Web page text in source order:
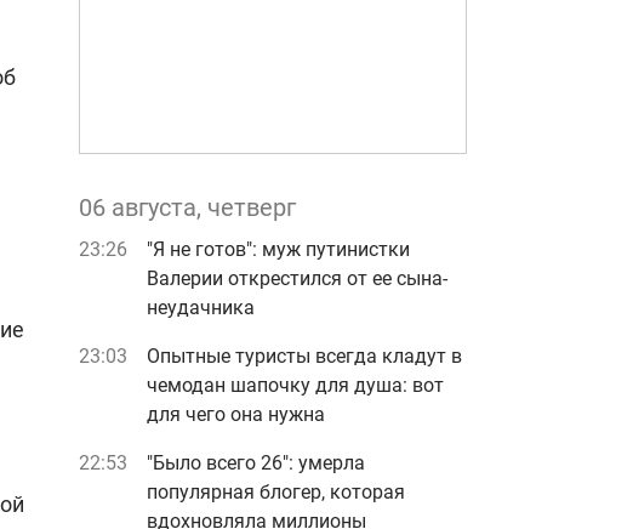
06 августа, четверг
23:26
"Я не готов": муж путинистки
Валерии открестился от ее сына-
неудачника
23:03
Опытные туристы всегда кладут в
чемодан шапочку для душа: вот
для чего она нужна
22:53
"Было всего 26": умерла
популярная блогер, которая
вдохновляла миллионы